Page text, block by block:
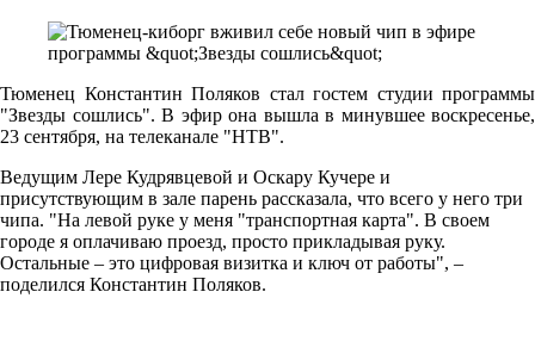
Тюменец Константин Поляков стал гостем студии программы
"Звезды сошлись". В эфир она вышла в минувшее воскресенье,
23 сентября, на телеканале "НТВ".
Ведущим Лере Кудрявцевой и Оскару Кучере и
присутствующим в зале парень рассказала, что всего у него три
чипа. "На левой руке у меня "транспортная карта". В своем
городе я оплачиваю проезд, просто прикладывая руку.
Остальные – это цифровая визитка и ключ от работы", –
поделился Константин Поляков.